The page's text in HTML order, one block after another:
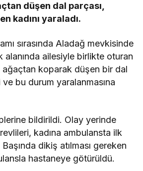
düşen dal parçası,
kadını yaraladı.
sırasında Aladağ mevkisinde
alanında ailesiyle birlikte oturan
ağaçtan koparak düşen bir dal
bu durum yaralanmasına
bildirildi. Olay yerinde
kadına ambulansta ilk
dikiş atılması gereken
hastaneye götürüldü.